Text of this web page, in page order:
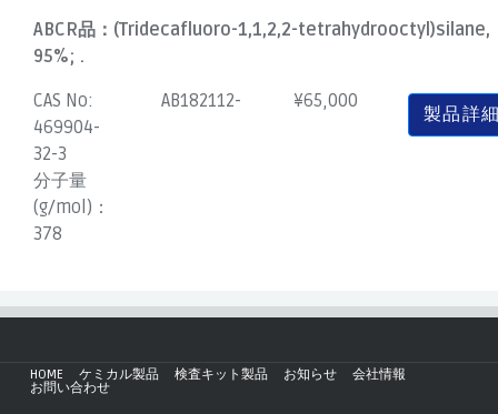
ABCR品： (Tridecafluoro-1,1,2,2-tetrahydrooctyl)silane,
95%; .
CAS No:
469904-
32-3
分子量
(g/mol)：
378
AB182112- ¥65,000
製品詳
HOME ケミカル製品 検査キット製品 お知らせ
会社情報
お問い合わせ